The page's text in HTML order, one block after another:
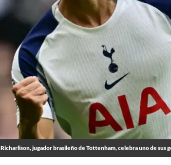
Richarlison, jugador brasileño de Tottenham, celebra uno de sus